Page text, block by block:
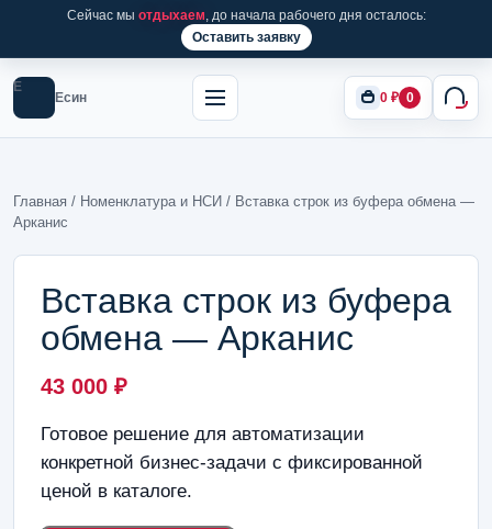
Сейчас мы отдыхаем, до начала рабочего дня осталось:
Оставить заявку
Е
Есин 0 ₽ 0
Главная / Номенклатура и НСИ / Вставка строк из буфера обмена —
Арканис
Вставка строк из буфера
обмена — Арканис
43 000 ₽
Готовое решение для автоматизации
конкретной бизнес-задачи с фиксированной
ценой в каталоге.